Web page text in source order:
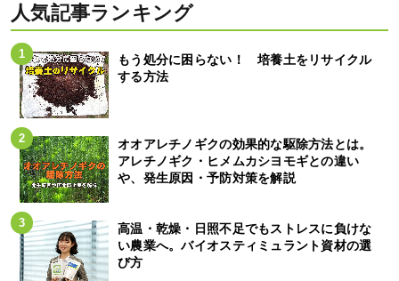
人気記事ランキング
もう処分に困らない！ 培養土をリサイクル
する方法
オオアレチノギクの効果的な駆除方法とは。
アレチノギク・ヒメムカシヨモギとの違い
や、発生原因・予防対策を解説
高温・乾燥・日照不足でもストレスに負けな
い農業へ。バイオスティミュラント資材の選
び方